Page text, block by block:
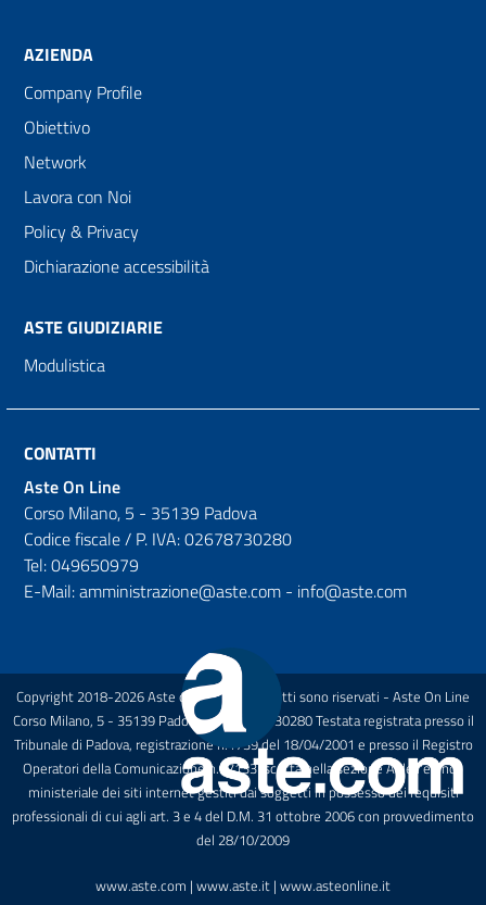
AZIENDA
Company Profile
Obiettivo
Network
Lavora con Noi
Policy & Privacy
Dichiarazione accessibilità
ASTE GIUDIZIARIE
Modulistica
CONTATTI
Aste On Line
Corso Milano, 5 - 35139 Padova
Codice fiscale / P. IVA: 02678730280
Tel: 049650979
E-Mail: amministrazione@aste.com - info@aste.com
Copyright 2018-2026 Aste on Line Tutti i diritti sono riservati - Aste On Line
Corso Milano, 5 - 35139 Padova P.I.: 02678730280 Testata registrata presso il
Tribunale di Padova, registrazione n.1739 del 18/04/2001 e presso il Registro
Operatori della Comunicazione n.27133 Iscritta nella sezione A dell'elenco
ministeriale dei siti internet gestiti dai soggetti in possesso dei requisiti
professionali di cui agli art. 3 e 4 del D.M. 31 ottobre 2006 con provvedimento
del 28/10/2009
www.aste.com | www.aste.it | www.asteonline.it